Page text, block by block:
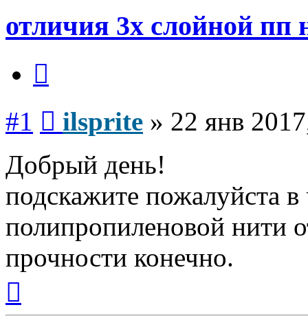
отличия 3х слойной пп
#1 ilsprite » 22 янв
Добрый день!
подскажите пожалуйста
полипропиленовой нити
прочности конечно.
началу